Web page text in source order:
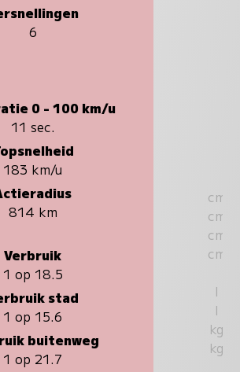
6
0 - 100 km/u
11 sec.
183 km/u
814 km
Verbruik
1 op 18.5
stad
1 op 15.6
buitenweg
1 op 21.7
cm
cm
cm
cm
l
l
kg
kg